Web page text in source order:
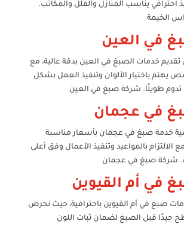
احترافي يناسب المنازل والفلل والمكاتب.
الخيمة
في العين
تقديم خدمات الصبغ في العين بدقة عالية، مع
باختيار الألوان وتنفيذ العمل بشكل
تدوم طويلًا. شركة صبغ في العين
في عجمان
خدمة صبغ في عجمان بأسعار مناسبة
الالتزام بالمواعيد وتنفيذ الأعمال وفق أعلى
شركة صبغ في عجمان
في أم القيوين
صبغ في أم القيوين باحترافية، حيث نحرص
جيدًا قبل الصبغ لضمان ثبات اللون